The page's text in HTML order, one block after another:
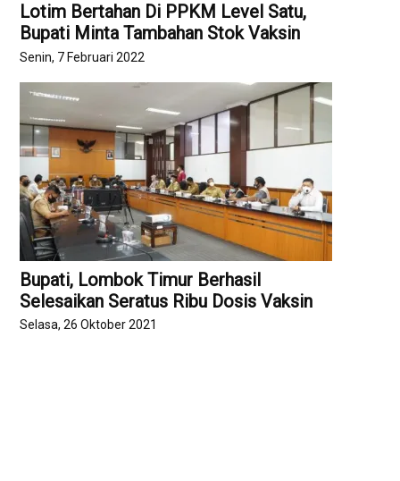
Lotim Bertahan Di PPKM Level Satu,
Bupati Minta Tambahan Stok Vaksin
Senin, 7 Februari 2022
Bupati, Lombok Timur Berhasil
Selesaikan Seratus Ribu Dosis Vaksin
Selasa, 26 Oktober 2021